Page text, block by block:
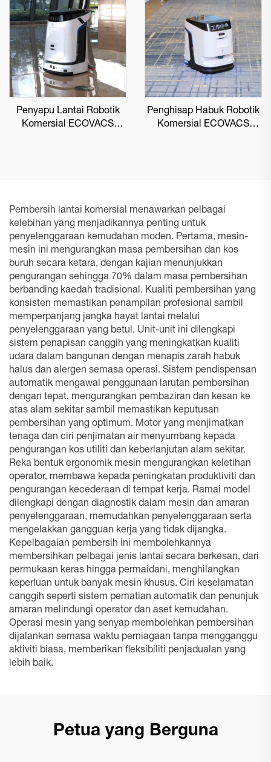
Penyapu Lantai Robotik
Komersial ECOVACS
Penghisap Habuk Robotik
Komersial ECOVACS
Pembersih lantai komersial menawarkan pelbagai
kelebihan yang menjadikannya penting untuk
penyelenggaraan kemudahan moden. Pertama, mesin-
mesin ini mengurangkan masa pembersihan dan kos
buruh secara ketara, dengan kajian menunjukkan
pengurangan sehingga 70% dalam masa pembersihan
berbanding kaedah tradisional. Kualiti pembersihan yang
konsisten memastikan penampilan profesional sambil
memperpanjang jangka hayat lantai melalui
penyelenggaraan yang betul. Unit-unit ini dilengkapi
sistem penapisan canggih yang meningkatkan kualiti
udara dalam bangunan dengan menapis zarah habuk
halus dan alergen semasa operasi. Sistem pendispensan
automatik mengawal penggunaan larutan pembersihan
dengan tepat, mengurangkan pembaziran dan kesan ke
atas alam sekitar sambil memastikan keputusan
pembersihan yang optimum. Motor yang menjimatkan
tenaga dan ciri penjimatan air menyumbang kepada
pengurangan kos utiliti dan keberlanjutan alam sekitar.
Reka bentuk ergonomik mesin mengurangkan keletihan
operator, membawa kepada peningkatan produktiviti dan
pengurangan kecederaan di tempat kerja. Ramai model
dilengkapi dengan diagnostik dalam mesin dan amaran
penyelenggaraan, memudahkan penyelenggaraan serta
mengelakkan gangguan kerja yang tidak dijangka.
Kepelbagaian pembersih ini membolehkannya
membersihkan pelbagai jenis lantai secara berkesan, dari
permukaan keras hingga permaidani, menghilangkan
keperluan untuk banyak mesin khusus. Ciri keselamatan
canggih seperti sistem pematian automatik dan penunjuk
amaran melindungi operator dan aset kemudahan.
Operasi mesin yang senyap membolehkan pembersihan
dijalankan semasa waktu perniagaan tanpa mengganggu
aktiviti biasa, memberikan fleksibiliti penjadualan yang
lebih baik.
Petua yang Berguna